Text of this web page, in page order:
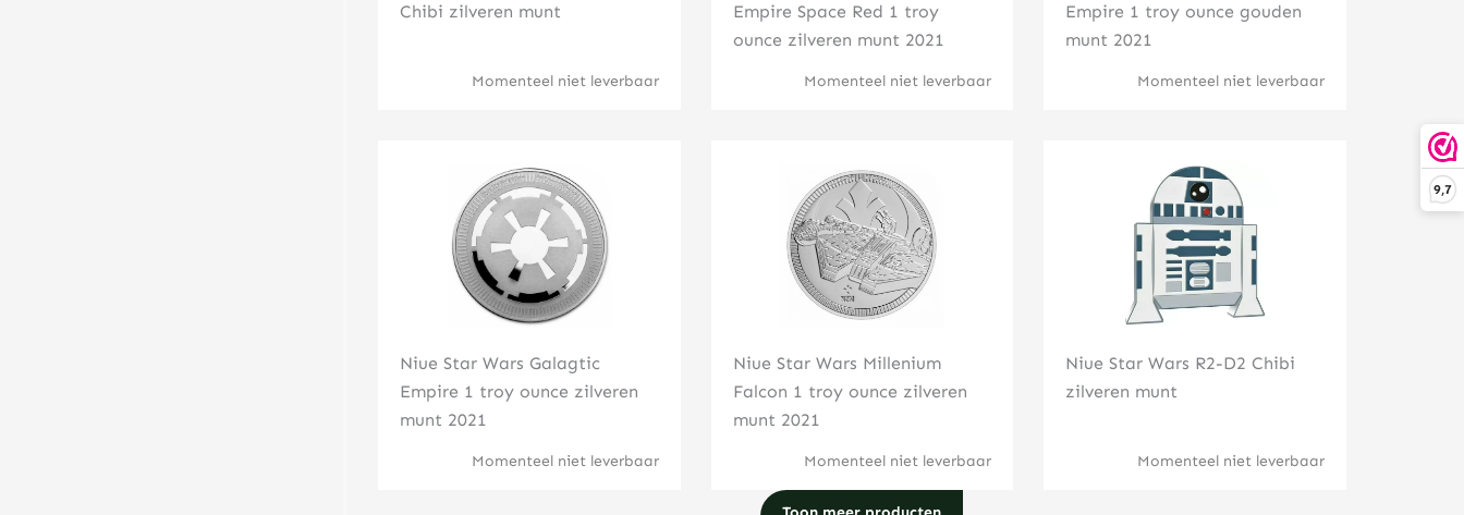
9,7
Chibi zilveren munt
Momenteel niet leverbaar
Empire Space Red 1 troy
ounce zilveren munt 2021
Momenteel niet leverbaar
Empire 1 troy ounce gouden
munt 2021
Momenteel niet leverbaar
Niue Star Wars Galagtic
Empire 1 troy ounce zilveren
munt 2021
Momenteel niet leverbaar
Klik hier
Niue Star Wars Millenium
Falcon 1 troy ounce zilveren
munt 2021
Momenteel niet leverbaar
Klik hier
Niue Star Wars R2-D2 Chibi
zilveren munt
Momenteel niet leverbaar
Klik hier